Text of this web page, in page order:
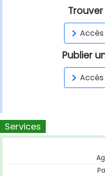
Publier
Services